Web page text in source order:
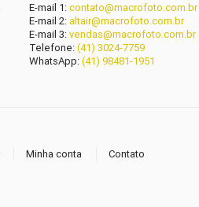
E-mail 1:contato@macrofoto.com.br
E-mail 2: altair@macrofoto.com.br
E-mail 3:vendas@macrofoto.com.br
Telefone:(41) 3024-7759
WhatsApp:(41) 98481-1951
Minha conta Contato